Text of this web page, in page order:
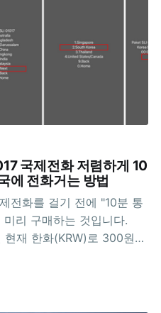
국제전화 저렴하게 10
에 전화거는 방법
전화를 걸기 전에 "10분 통
리 구매하는 것입니다.
재 한화(KRW)로 300원
해서는 본인의 텔콤셀 계정
3,500 루피아가 있어야